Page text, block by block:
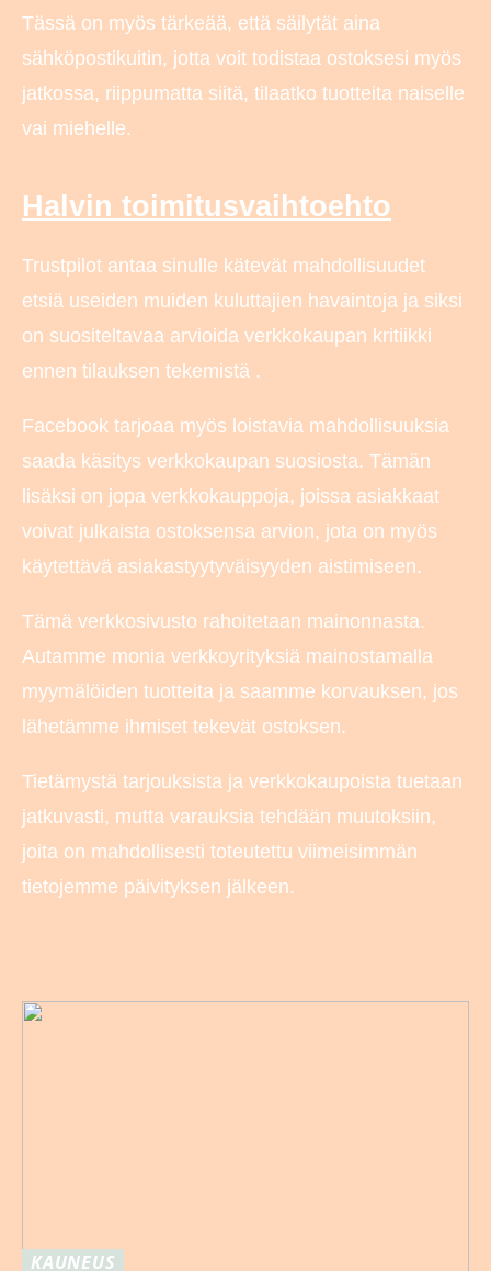
Tässä on myös tärkeää, että säilytät aina
sähköpostikuitin, jotta voit todistaa ostoksesi myös
jatkossa, riippumatta siitä, tilaatko tuotteita naiselle
vai miehelle.
Halvin toimitusvaihtoehto
Trustpilot antaa sinulle kätevät mahdollisuudet
etsiä useiden muiden kuluttajien havaintoja ja siksi
on suositeltavaa arvioida verkkokaupan kritiikki
ennen tilauksen tekemistä .
Facebook tarjoaa myös loistavia mahdollisuuksia
saada käsitys verkkokaupan suosiosta. Tämän
lisäksi on jopa verkkokauppoja, joissa asiakkaat
voivat julkaista ostoksensa arvion, jota on myös
käytettävä asiakastyytyväisyyden aistimiseen.
Tämä verkkosivusto rahoitetaan mainonnasta.
Autamme monia verkkoyrityksiä mainostamalla
myymälöiden tuotteita ja saamme korvauksen, jos
lähetämme ihmiset tekevät ostoksen.
Tietämystä tarjouksista ja verkkokaupoista tuetaan
jatkuvasti, mutta varauksia tehdään muutoksiin,
joita on mahdollisesti toteutettu viimeisimmän
tietojemme päivityksen jälkeen.
KAUNEUS